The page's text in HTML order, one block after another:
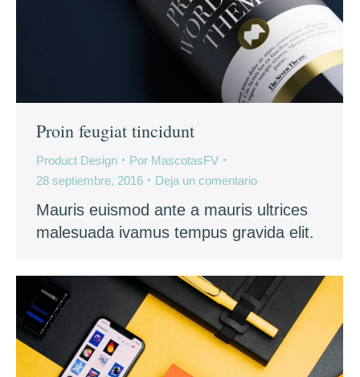
Proin feugiat tincidunt
Product Design Por MascotasFV
28 septiembre, 2016
Deja un comentario
Mauris euismod ante a mauris ultrices
malesuada ivamus tempus gravida elit.